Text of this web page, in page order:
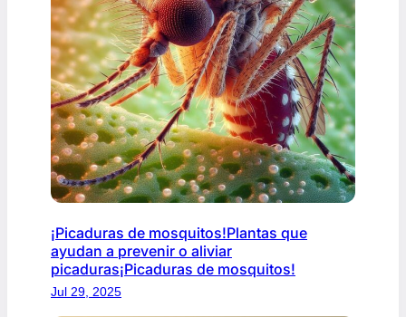
¡Picaduras de mosquitos!Plantas que
ayudan a prevenir o aliviar
picaduras¡Picaduras de mosquitos!
Jul 29, 2025